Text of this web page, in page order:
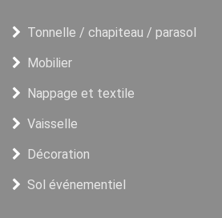
Tonnelle / chapiteau / parasol
Mobilier
Nappage et textile
Vaisselle
Décoration
Sol événementiel